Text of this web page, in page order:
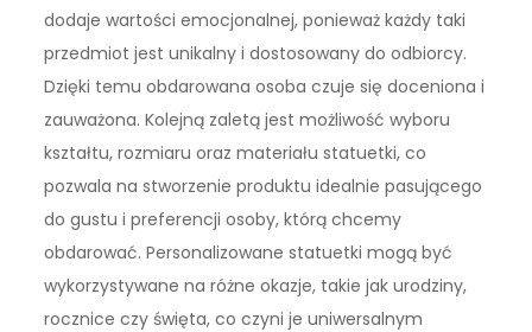
dodaje wartości emocjonalnej, ponieważ każdy taki
przedmiot jest unikalny i dostosowany do odbiorcy.
Dzięki temu obdarowana osoba czuje się doceniona i
zauważona. Kolejną zaletą jest możliwość wyboru
kształtu, rozmiaru oraz materiału statuetki, co
pozwala na stworzenie produktu idealnie pasującego
do gustu i preferencji osoby, którą chcemy
obdarować. Personalizowane statuetki mogą być
wykorzystywane na różne okazje, takie jak urodziny,
rocznice czy święta, co czyni je uniwersalnym